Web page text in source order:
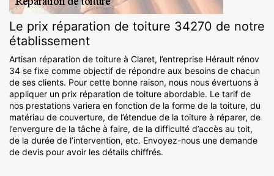
Le prix réparation de toiture 34270 de notre
établissement
Artisan réparation de toiture à Claret, l’entreprise Hérault rénov
34 se fixe comme objectif de répondre aux besoins de chacun
de ses clients. Pour cette bonne raison, nous nous évertuons à
appliquer un prix réparation de toiture abordable. Le tarif de
nos prestations variera en fonction de la forme de la toiture, du
matériau de couverture, de l’étendue de la toiture à réparer, de
l’envergure de la tâche à faire, de la difficulté d’accès au toit,
de la durée de l’intervention, etc. Envoyez-nous une demande
de devis pour avoir les détails chiffrés.